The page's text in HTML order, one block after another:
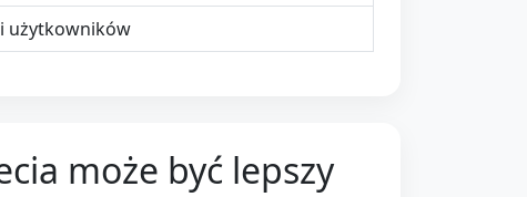
użytkowników
może być lepszy